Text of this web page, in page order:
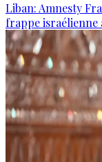
Liban: Amnesty
frappe israélienne